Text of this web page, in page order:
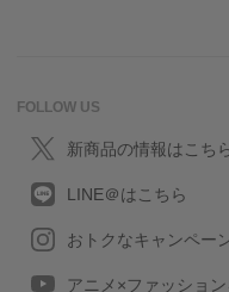
FOLLOW US
新商品の情報はこち
LINE＠はこちら
おトクなキャンペー
アニメ×ファッショ